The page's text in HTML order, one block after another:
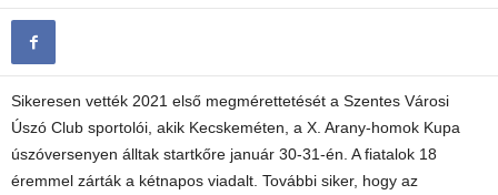
Sikeresen vették 2021 első megmérettetését a Szentes Városi
Úszó Club sportolói, akik Kecskeméten, a X. Arany-homok Kupa
úszóversenyen álltak startkőre január 30-31-én. A fiatalok 18
éremmel zárták a kétnapos viadalt. További siker, hogy az